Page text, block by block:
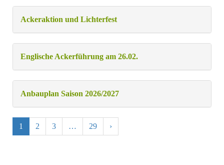
Ackeraktion und Lichterfest
Englische Ackerführung am 26.02.
Anbauplan Saison 2026/2027
1 2 3 … 29 ›